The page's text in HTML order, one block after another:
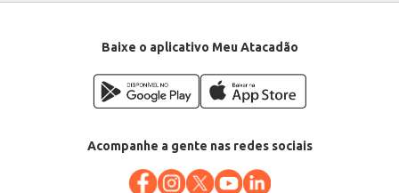
Baixe o aplicativo Meu Atacadão
Acompanhe a gente nas redes sociais